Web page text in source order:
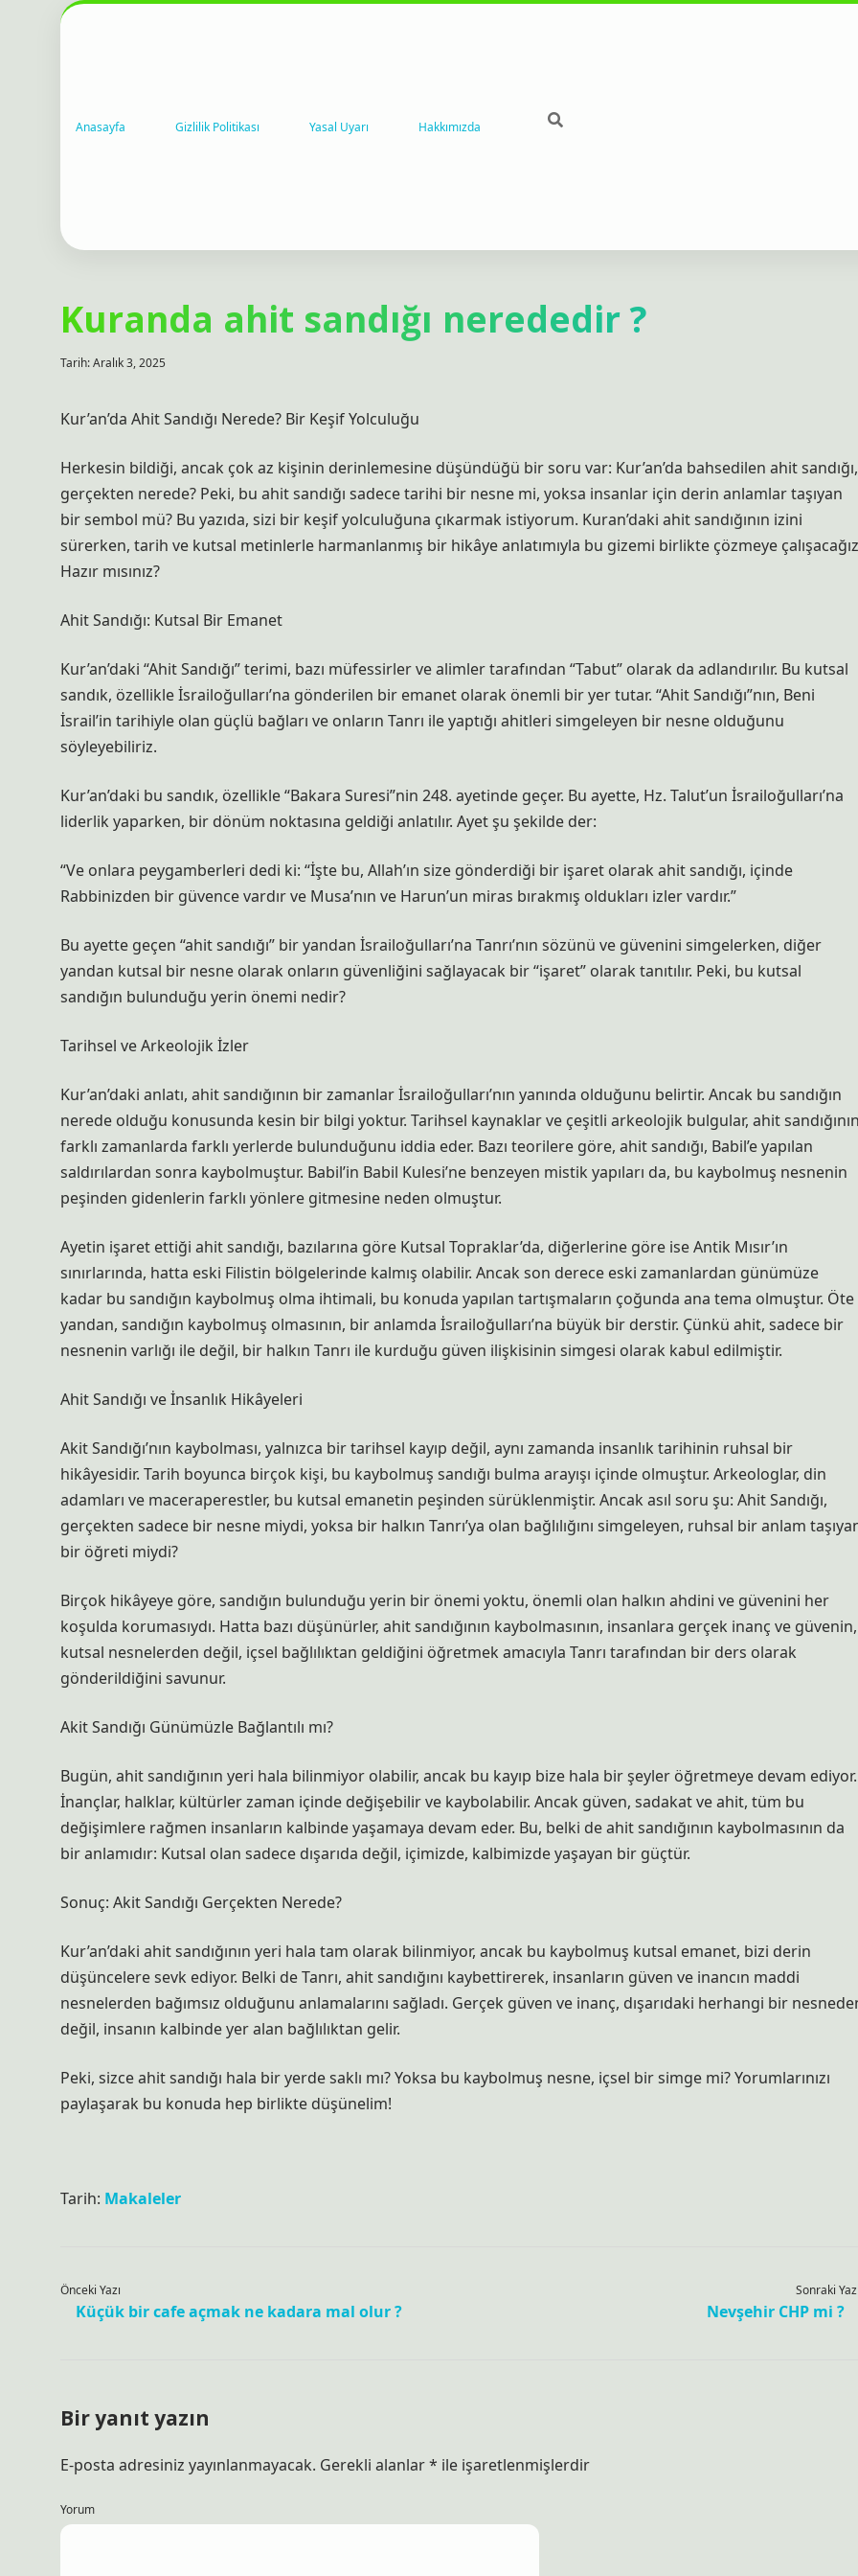
Anasayfa Gizlilik Politikası Yasal Uyarı Hakkımızda
Kuranda ahit sandığı nerededir ?
Tarih: Aralık 3, 2025
Kur’an’da Ahit Sandığı Nerede? Bir Keşif Yolculuğu
Herkesin bildiği, ancak çok az kişinin derinlemesine düşündüğü bir soru var: Kur’an’da bahsedilen ahit sandığı,
gerçekten nerede? Peki, bu ahit sandığı sadece tarihi bir nesne mi, yoksa insanlar için derin anlamlar taşıyan
bir sembol mü? Bu yazıda, sizi bir keşif yolculuğuna çıkarmak istiyorum. Kuran’daki ahit sandığının izini
sürerken, tarih ve kutsal metinlerle harmanlanmış bir hikâye anlatımıyla bu gizemi birlikte çözmeye
Hazır mısınız?
Ahit Sandığı: Kutsal Bir Emanet
Kur’an’daki “Ahit Sandığı” terimi, bazı müfessirler ve alimler tarafından “Tabut” olarak da adlandırılır. Bu kutsal
sandık, özellikle İsrailoğulları’na gönderilen bir emanet olarak önemli bir yer tutar. “Ahit Sandığı”nın, Beni
İsrail’in tarihiyle olan güçlü bağları ve onların Tanrı ile yaptığı ahitleri simgeleyen bir nesne olduğunu
söyleyebiliriz.
Kur’an’daki bu sandık, özellikle “Bakara Suresi”nin 248. ayetinde geçer. Bu ayette, Hz. Talut’un İsrailoğulları’na
liderlik yaparken, bir dönüm noktasına geldiği anlatılır. Ayet şu şekilde der:
“Ve onlara peygamberleri dedi ki: “İşte bu, Allah’ın size gönderdiği bir işaret olarak ahit sandığı, içinde
Rabbinizden bir güvence vardır ve Musa’nın ve Harun’un miras bırakmış oldukları izler vardır.”
Bu ayette geçen “ahit sandığı” bir yandan İsrailoğulları’na Tanrı’nın sözünü ve güvenini simgelerken, diğer
yandan kutsal bir nesne olarak onların güvenliğini sağlayacak bir “işaret” olarak tanıtılır. Peki, bu kutsal
sandığın bulunduğu yerin önemi nedir?
Tarihsel ve Arkeolojik İzler
Kur’an’daki anlatı, ahit sandığının bir zamanlar İsrailoğulları’nın yanında olduğunu belirtir. Ancak bu sandığın
nerede olduğu konusunda kesin bir bilgi yoktur. Tarihsel kaynaklar ve çeşitli arkeolojik bulgular, ahit
farklı zamanlarda farklı yerlerde bulunduğunu iddia eder. Bazı teorilere göre, ahit sandığı, Babil’e yapılan
saldırılardan sonra kaybolmuştur. Babil’in Babil Kulesi’ne benzeyen mistik yapıları da, bu kaybolmuş nesnenin
peşinden gidenlerin farklı yönlere gitmesine neden olmuştur.
Ayetin işaret ettiği ahit sandığı, bazılarına göre Kutsal Topraklar’da, diğerlerine göre ise Antik Mısır’ın
sınırlarında, hatta eski Filistin bölgelerinde kalmış olabilir. Ancak son derece eski zamanlardan günümüze
kadar bu sandığın kaybolmuş olma ihtimali, bu konuda yapılan tartışmaların çoğunda ana tema olmuştur. Öte
yandan, sandığın kaybolmuş olmasının, bir anlamda İsrailoğulları’na büyük bir derstir. Çünkü ahit, sadece bir
nesnenin varlığı ile değil, bir halkın Tanrı ile kurduğu güven ilişkisinin simgesi olarak kabul edilmiştir.
Ahit Sandığı ve İnsanlık Hikâyeleri
Akit Sandığı’nın kaybolması, yalnızca bir tarihsel kayıp değil, aynı zamanda insanlık tarihinin ruhsal bir
hikâyesidir. Tarih boyunca birçok kişi, bu kaybolmuş sandığı bulma arayışı içinde olmuştur. Arkeologlar, din
adamları ve maceraperestler, bu kutsal emanetin peşinden sürüklenmiştir. Ancak asıl soru şu: Ahit Sandığı,
gerçekten sadece bir nesne miydi, yoksa bir halkın Tanrı’ya olan bağlılığını simgeleyen, ruhsal bir anlam
bir öğreti miydi?
Birçok hikâyeye göre, sandığın bulunduğu yerin bir önemi yoktu, önemli olan halkın ahdini ve güvenini her
koşulda korumasıydı. Hatta bazı düşünürler, ahit sandığının kaybolmasının, insanlara gerçek inanç ve güvenin,
kutsal nesnelerden değil, içsel bağlılıktan geldiğini öğretmek amacıyla Tanrı tarafından bir ders olarak
gönderildiğini savunur.
Akit Sandığı Günümüzle Bağlantılı mı?
Bugün, ahit sandığının yeri hala bilinmiyor olabilir, ancak bu kayıp bize hala bir şeyler öğretmeye devam ediyor.
İnançlar, halklar, kültürler zaman içinde değişebilir ve kaybolabilir. Ancak güven, sadakat ve ahit, tüm bu
değişimlere rağmen insanların kalbinde yaşamaya devam eder. Bu, belki de ahit sandığının kaybolmasının da
bir anlamıdır: Kutsal olan sadece dışarıda değil, içimizde, kalbimizde yaşayan bir güçtür.
Sonuç: Akit Sandığı Gerçekten Nerede?
Kur’an’daki ahit sandığının yeri hala tam olarak bilinmiyor, ancak bu kaybolmuş kutsal emanet, bizi derin
düşüncelere sevk ediyor. Belki de Tanrı, ahit sandığını kaybettirerek, insanların güven ve inancın maddi
nesnelerden bağımsız olduğunu anlamalarını sağladı. Gerçek güven ve inanç, dışarıdaki herhangi bir
değil, insanın kalbinde yer alan bağlılıktan gelir.
Peki, sizce ahit sandığı hala bir yerde saklı mı? Yoksa bu kaybolmuş nesne, içsel bir simge mi? Yorumlarınızı
paylaşarak bu konuda hep birlikte düşünelim!
Tarih: Makaleler
Önceki Yazı
Küçük bir cafe açmak ne kadara mal olur ?
Sonraki
Nevşehir CHP mi ?
Bir yanıt yazın
E-posta adresiniz yayınlanmayacak. Gerekli alanlar* ile işaretlenmişlerdir
Yorum